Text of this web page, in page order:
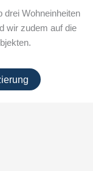
drei Wohneinheiten
wir zudem auf die